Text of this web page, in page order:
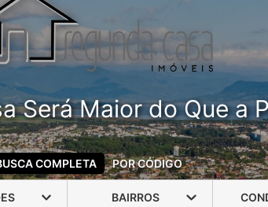
Será Maior do Que a
COMPLETA POR CÓDIGO
BAIRROS